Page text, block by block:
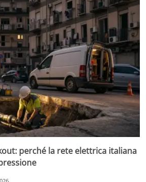
perché la rete elettrica italiana